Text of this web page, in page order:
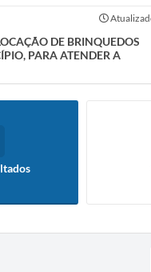
DE BRINQUEDOS
PARA ATENDER A